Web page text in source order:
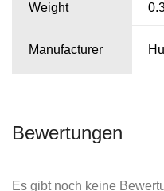
Weight
Manufacturer
Bewertungen
Es gibt noch keine